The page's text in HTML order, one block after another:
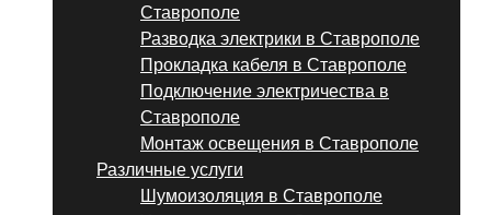
Ставрополе
Разводка электрики в Ставрополе
Прокладка кабеля в Ставрополе
Подключение электричества в
Ставрополе
Монтаж освещения в Ставрополе
Различные услуги
Шумоизоляция в Ставрополе